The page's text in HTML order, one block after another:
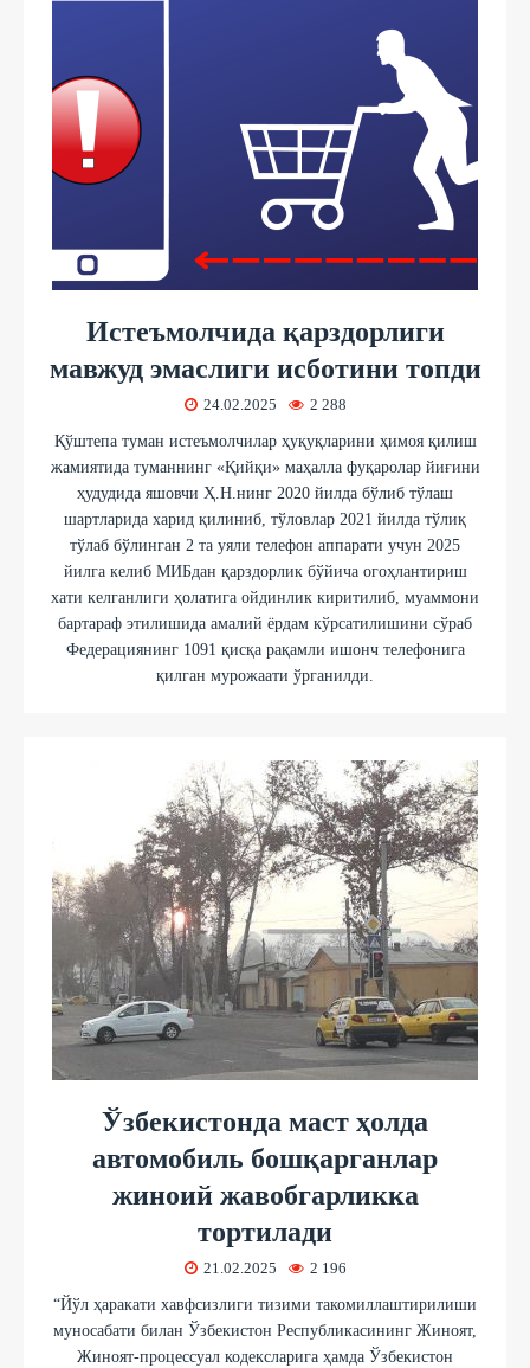
Истеъмолчида қарздорлиги
мавжуд эмаслиги исботини топди
24.02.2025 2 288
Қўштепа туман истеъмолчилар ҳуқуқларини ҳимоя қилиш
жамиятида туманнинг «Қийқи» маҳалла фуқаролар йиғини
ҳудудида яшовчи Ҳ.Н.нинг 2020 йилда бўлиб тўлаш
шартларида харид қилиниб, тўловлар 2021 йилда тўлиқ
тўлаб бўлинган 2 та уяли телефон аппарати учун 2025
йилга келиб МИБдан қарздорлик бўйича огоҳлантириш
хати келганлиги ҳолатига ойдинлик киритилиб, муаммони
бартараф этилишида амалий ёрдам кўрсатилишини сўраб
Федерациянинг 1091 қисқа рақамли ишонч телефонига
қилган мурожаати ўрганилди.
Ўзбекистонда маст ҳолда
автомобиль бошқарганлар
жиноий жавобгарликка
тортилади
21.02.2025 2 196
“Йўл ҳаракати хавфсизлиги тизими такомиллаштирилиши
муносабати билан Ўзбекистон Республикасининг Жиноят,
Жиноят-процессуал кодексларига ҳамда Ўзбекистон